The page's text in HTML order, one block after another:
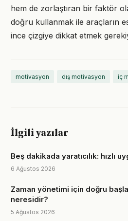
hem de zorlaştıran bir faktör
doğru kullanmak ile araçların
ince çizgiye dikkat etmek
motivasyon dış motivasyon iç
İlgili yazılar
Beş dakikada yaratıcılık: hızlı
6 Ağustos 2026
Zaman yönetimi için doğru
neresidir?
5 Ağustos 2026